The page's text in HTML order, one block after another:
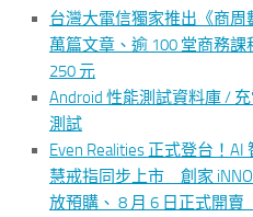
台灣大電信獨家推出《商
萬篇文章、逾 100 堂商務
250 元
Android 性能測試資料庫 /
測試
Even Realities 正式登台！AI
慧戒指同步上市 創家
放預購、 8 月 6 日正式開